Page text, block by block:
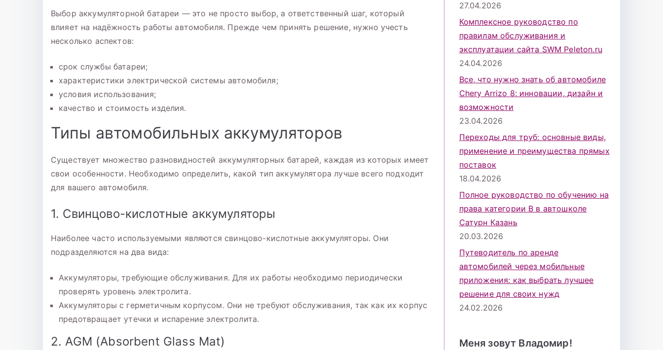
Выбор аккумуляторной батареи — это не просто выбор, а ответственный шаг, который
влияет на надёжность работы автомобиля. Прежде чем принять решение, нужно учесть
несколько аспектов:
срок службы батареи;
характеристики электрической системы автомобиля;
условия использования;
качество и стоимость изделия.
Типы автомобильных аккумуляторов
Существует множество разновидностей аккумуляторных батарей, каждая из которых имеет
свои особенности. Необходимо определить, какой тип аккумулятора лучше всего подходит
для вашего автомобиля.
1. Свинцово-кислотные аккумуляторы
Наиболее часто используемыми являются свинцово-кислотные аккумуляторы. Они
подразделяются на два вида:
Аккумуляторы, требующие обслуживания. Для их работы необходимо периодически
проверять уровень электролита.
Аккумуляторы с герметичным корпусом. Они не требуют обслуживания, так как их корпус
предотвращает утечки и испарение электролита.
2. AGM (Absorbent Glass Mat)
27.04.2026
Комплексное руководство по
правилам обслуживания и
эксплуатации сайта SWM Peleton.ru
24.04.2026
Все, что нужно знать об автомобиле
Chery Arrizo 8: инновации, дизайн и
возможности
23.04.2026
Переходы для труб: основные виды,
применение и преимущества прямых
поставок
18.04.2026
Полное руководство по обучению на
права категории B в автошколе
Сатурн Казань
20.03.2026
Путеводитель по аренде
автомобилей через мобильные
приложения: как выбрать лучшее
решение для своих нужд
24.02.2026
Меня зовут Владомир!